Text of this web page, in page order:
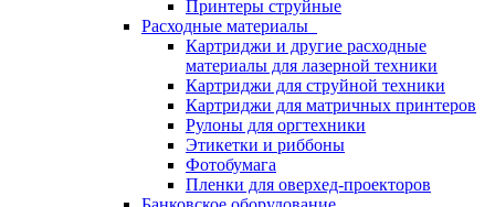
Принтеры струйные
Расходные материалы
Картриджи и другие расходные
материалы для лазерной техники
Картриджи для струйной техники
Картриджи для матричных принтеров
Рулоны для оргтехники
Этикетки и риббоны
Фотобумага
Пленки для оверхед-проекторов